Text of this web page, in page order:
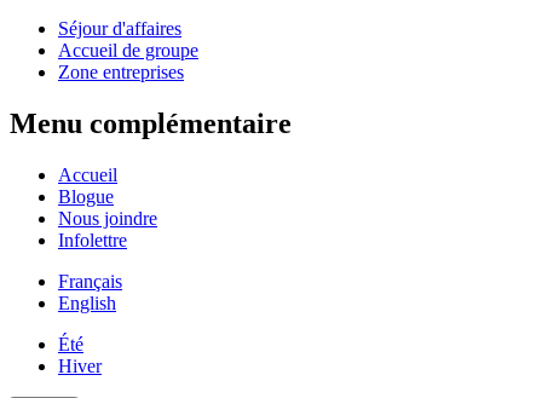
Séjour d'affaires
Accueil de groupe
Zone entreprises
Menu complémentaire
Accueil
Blogue
Nous joindre
Infolettre
Français
English
Été
Hiver